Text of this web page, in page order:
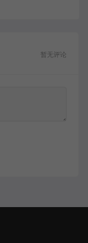
暂无评论